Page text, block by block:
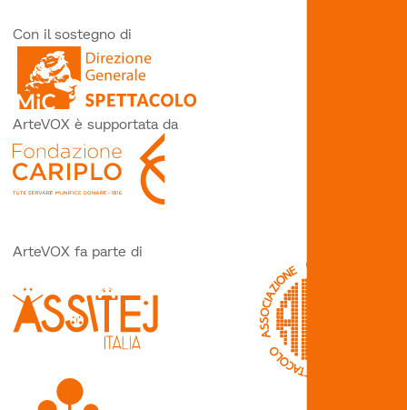
Con il sostegno di
ArteVOX è supportata da
ArteVOX fa parte di